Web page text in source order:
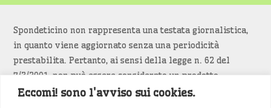
Eccomi! sono l'avviso sui cookies.
Spondeticino non rappresenta una testata giornalistica,
in quanto viene aggiornato senza una periodicità
prestabilita. Pertanto, ai sensi della legge n. 62 del
7/3/2001, non può essere considerato un prodotto
editoriale.